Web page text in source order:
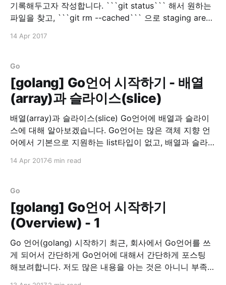
기록해두고자 작성합니다. ```git status``` 해서 원하는
파일을 찾고, ```git rm --cached``` 으로 staging area
지지 않습니다.
14 Apr 2017
Go
[golang] Go언어 시작하기 - 배열
(array)과 슬라이스(slice)
배열(array)과 슬라이스(slice) Go언어에 배열과 슬라이
스에 대해 알아보겠습니다. Go언어는 많은 객체 지향 언
어에서 기본으로 지원하는 list타입이 없고, 배열과 슬라이
를 선언하고, 타입(type) 뒤에 초기화 할 값을 넣어줍니
[...]int{1,2,
14 Apr 20176 min read
Go
[golang] Go언어 시작하기
(Overview) - 1
Go 언어(golang) 시작하기 최근, 회사에서 Go언어를 쓰
게 되어서 간단하게 Go언어에 대해서 간단하게 포스팅
해보려합니다. 저도 많은 내용을 아는 것은 아니니 부족한